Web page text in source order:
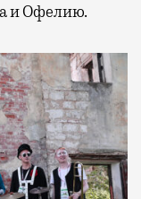
и Офелию.